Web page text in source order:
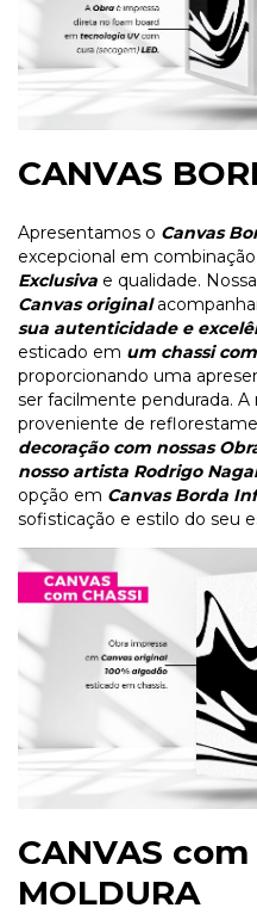
CANVAS
Apresentamos o Canvas
excepcional em
Exclusiva e qualidade.
Canvas original
sua autenticidade e
esticado em um chassi
proporcionando uma
ser facilmente pendurada. A
proveniente de
decoração com nossas
nosso artista Rodrigo
opção em Canvas Borda
sofisticação e estilo do seu
CANVAS com
MOLDURA